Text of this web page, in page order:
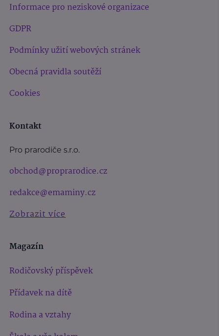
Informace pro neziskové organizace
GDPR
Podmínky užití webových stránek
Obecná pravidla soutěží
Cookies
Kontakt
Pro prarodiče s.r.o.
obchod@proprarodice.cz
redakce@emaminy.cz
Zobrazit více
Magazín
Rodičovský příspěvek
Přídavek na dítě
Rodina a vztahy